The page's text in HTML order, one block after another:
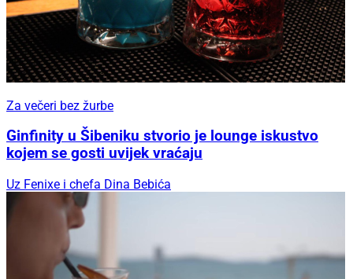
Za večeri bez žurbe
Ginfinity u Šibeniku stvorio je lounge iskustvo
kojem se gosti uvijek vraćaju
Uz Fenixe i chefa Dina Bebića